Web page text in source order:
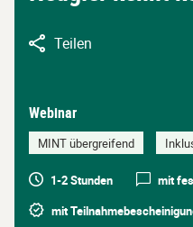
Teilen
Webinar
MINT übergreifend
1-2 Stunden
mit
mit